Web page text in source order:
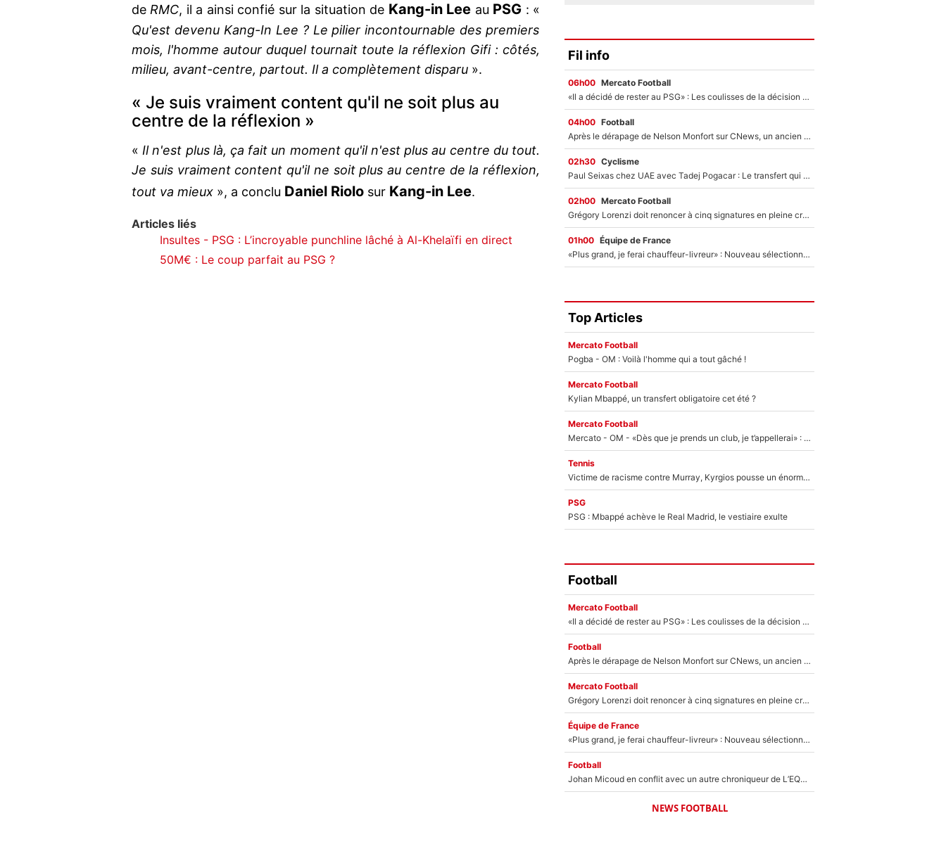
deRMC, il a ainsi confié sur la situation de Kang-in Lee au PSG : «
Qu'est devenu Kang-In Lee ? Le pilier incontournable des premiers
mois, l'homme autour duquel tournait toute la réflexion Gifi : côtés,
milieu, avant-centre, partout. Il a complètement disparu ».
« Je suis vraiment content qu'il ne soit plus au
centre de la réflexion »
«Il n'est plus là, ça fait un moment qu'il n'est plus au centre du tout.
Je suis vraiment content qu'il ne soit plus au centre de la réflexion,
tout va mieux », a conclu Daniel Riolo sur Kang-in Lee.
Articles liés
Insultes - PSG : L’incroyable punchline lâché à Al-Khelaïfi en direct
50M€ : Le coup parfait au PSG ?
Fil info
06h00 Mercato Football
«Il a décidé de rester au PSG» : Les coulisses de la décision de Lucas Chevalier pour son transfert
04h00 Football
Après le dérapage de Nelson Monfort sur CNews, un ancien journaliste de France Télévisions relance la polémique sur les incendies en Gironde
02h30 Cyclisme
Paul Seixas chez UAE avec Tadej Pogacar : Le transfert qui effraie le peloton, «c’est la pire des choses qui puisse arriver»
02h00 Mercato Football
Grégory Lorenzi doit renoncer à cinq signatures en pleine crise financière : L’IA propose sept noms à l’OM pour un mercato réussi... à seulement 5M€ !
01h00 Équipe de France
«Plus grand, je ferai chauffeur-livreur» : Nouveau sélectionneur des Bleus, Zinédine Zidane s’était imaginé un avenir très différent lorsqu'il était enfant
Top Articles
Mercato Football
Pogba - OM : Voilà l'homme qui a tout gâché !
Mercato Football
Kylian Mbappé, un transfert obligatoire cet été ?
Mercato Football
Mercato - OM - «Dès que je prends un club, je t’appellerai» : La promesse de Marcelino au moment de claquer la porte
Tennis
Victime de racisme contre Murray, Kyrgios pousse un énorme coup de gueule !
PSG
PSG : Mbappé achève le Real Madrid, le vestiaire exulte
Football
Mercato Football
«Il a décidé de rester au PSG» : Les coulisses de la décision de Lucas Chevalier pour son transfert
Football
Après le dérapage de Nelson Monfort sur CNews, un ancien journaliste de France Télévisions relance la polémique sur les incendies en Gironde
Mercato Football
Grégory Lorenzi doit renoncer à cinq signatures en pleine crise financière : L’IA propose sept noms à l’OM pour un mercato réussi... à seulement 5M€ !
Équipe de France
«Plus grand, je ferai chauffeur-livreur» : Nouveau sélectionneur des Bleus, Zinédine Zidane s’était imaginé un avenir très différent lorsqu'il était enfant
Football
Johan Micoud en conflit avec un autre chroniqueur de L’EQUIPE du Soir : «Pendant un moment, je ne les ai pas remis ensemble dans l'émission»
NEWS FOOTBALL